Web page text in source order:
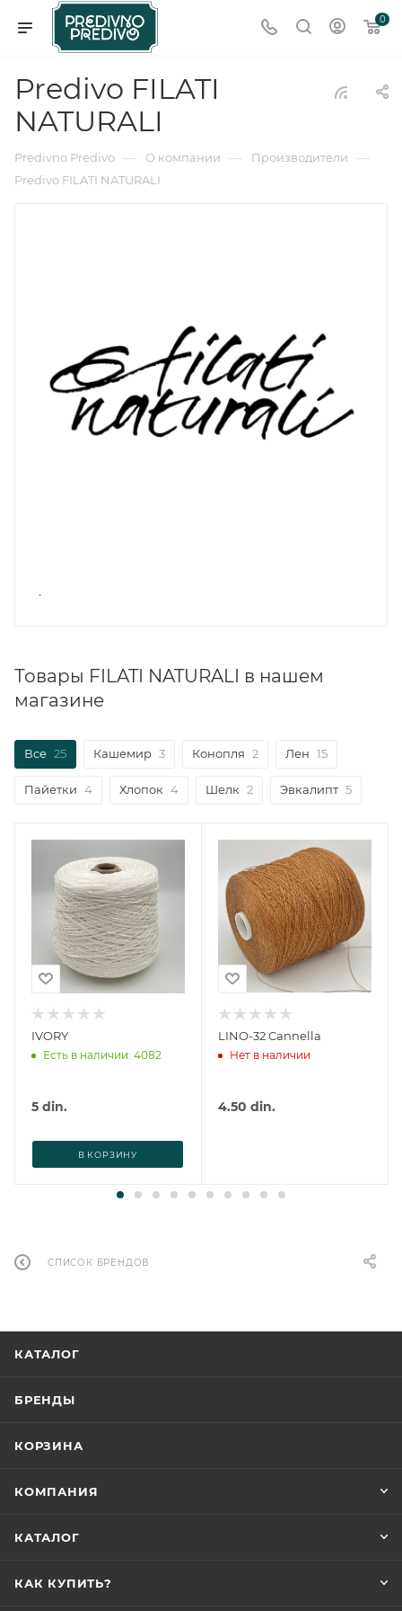
0
Predivo FILATI
NATURALI
Predivno Predivo — О компании — Производители —
Predivo FILATI NATURALI
.
Товары FILATI NATURALI в нашем
магазине
Все 25 Кашемир 3 Конопля 2 Лен 15
Пайетки 4 Хлопок 4 Шелк 2 Эвкалипт 5
IVORY
Есть в наличии: 4082
5 din.
В КОРЗИНУ
LINO-32 Cannella
Нет в наличии
4.50 din.
СПИСОК БРЕНДОВ
КАТАЛОГ
БРЕНДЫ
КОРЗИНА
КОМПАНИЯ
КАТАЛОГ
КАК КУПИТЬ?